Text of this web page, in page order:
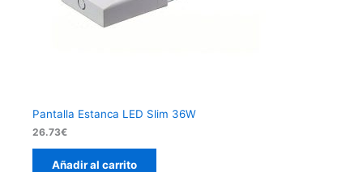
Pantalla Estanca LED Slim 36W
26.73€
Añadir al carrito